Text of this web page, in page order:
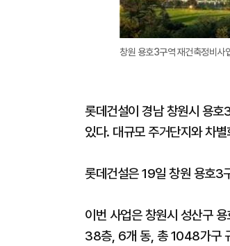
창원 용호3구역 재건축정비사
롯데건설이 경남 창원시 용
있다. 대규모 주거단지와 차
롯데건설은 19일 창원 용호3
이번 사업은 창원시 성산구
38층, 6개 동, 총 1048가구